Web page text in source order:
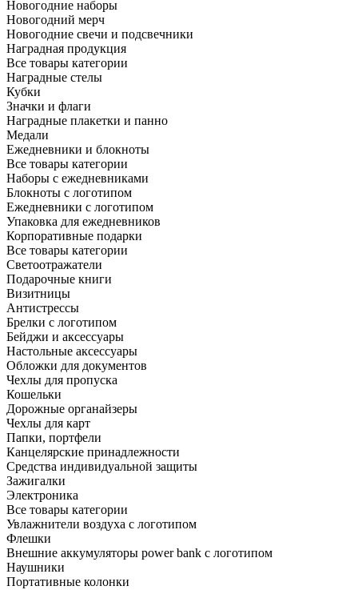
Новогодние наборы
Новогодний мерч
Новогодние свечи и подсвечники
Наградная продукция
Все товары категории
Наградные стелы
Кубки
Значки и флаги
Наградные плакетки и панно
Медали
Ежедневники и блокноты
Все товары категории
Наборы с ежедневниками
Блокноты с логотипом
Ежедневники с логотипом
Упаковка для ежедневников
Корпоративные подарки
Все товары категории
Светоотражатели
Подарочные книги
Визитницы
Антистрессы
Брелки с логотипом
Бейджи и аксессуары
Настольные аксессуары
Обложки для документов
Чехлы для пропуска
Кошельки
Дорожные органайзеры
Чехлы для карт
Папки, портфели
Канцелярские принадлежности
Средства индивидуальной защиты
Зажигалки
Электроника
Все товары категории
Увлажнители воздуха с логотипом
Флешки
Внешние аккумуляторы power bank с логотипом
Наушники
Портативные колонки